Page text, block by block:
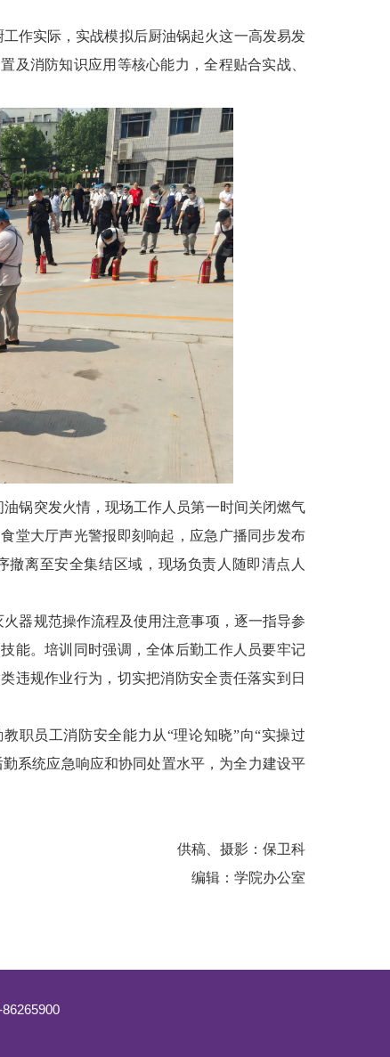
作实际，实战模拟后厨油锅起火这一高发易发
及消防知识应用等核心能力，全程贴合实战、
锅突发火情，现场工作人员第一时间关闭燃气
堂大厅声光警报即刻响起，应急广播同步发布
离至安全集结区域，现场负责人随即清点人
器规范操作流程及使用注意事项，逐一指导参
能。培训同时强调，全体后勤工作人员要牢记
违规作业行为，切实把消防安全责任落实到日
职员工消防安全能力从“理论知晓”向“实操过
系统应急响应和协同处置水平，为全力建设平
供稿、摄影：保卫科
编辑：学院办公室